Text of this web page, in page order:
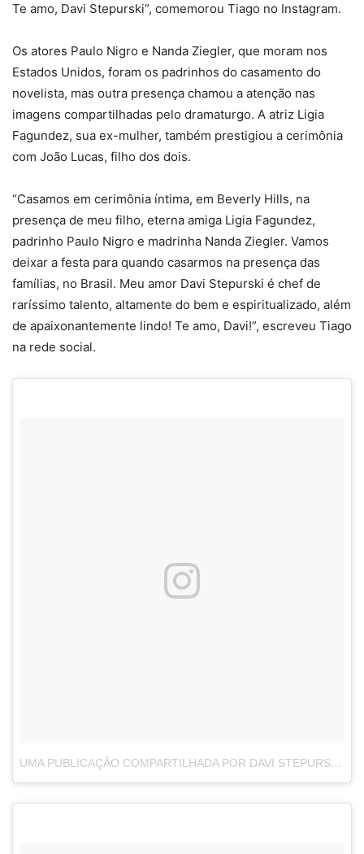
Te amo, Davi Stepurski”, comemorou Tiago no Instagram.
Os atores Paulo Nigro e Nanda Ziegler, que moram nos
Estados Unidos, foram os padrinhos do casamento do
novelista, mas outra presença chamou a atenção nas
imagens compartilhadas pelo dramaturgo. A atriz Ligia
Fagundez, sua ex-mulher, também prestigiou a cerimônia
com João Lucas, filho dos dois.
“Casamos em cerimônia íntima, em Beverly Hills, na
presença de meu filho, eterna amiga Ligia Fagundez,
padrinho Paulo Nigro e madrinha Nanda Ziegler. Vamos
deixar a festa para quando casarmos na presença das
famílias, no Brasil. Meu amor Davi Stepurski é chef de
raríssimo talento, altamente do bem e espiritualizado, além
de apaixonantemente lindo! Te amo, Davi!”, escreveu Tiago
na rede social.
UMA PUBLICAÇÃO COMPARTILHADA POR DAVI STEPURSKI 🔯 (@DAVI_STEPURSKI)